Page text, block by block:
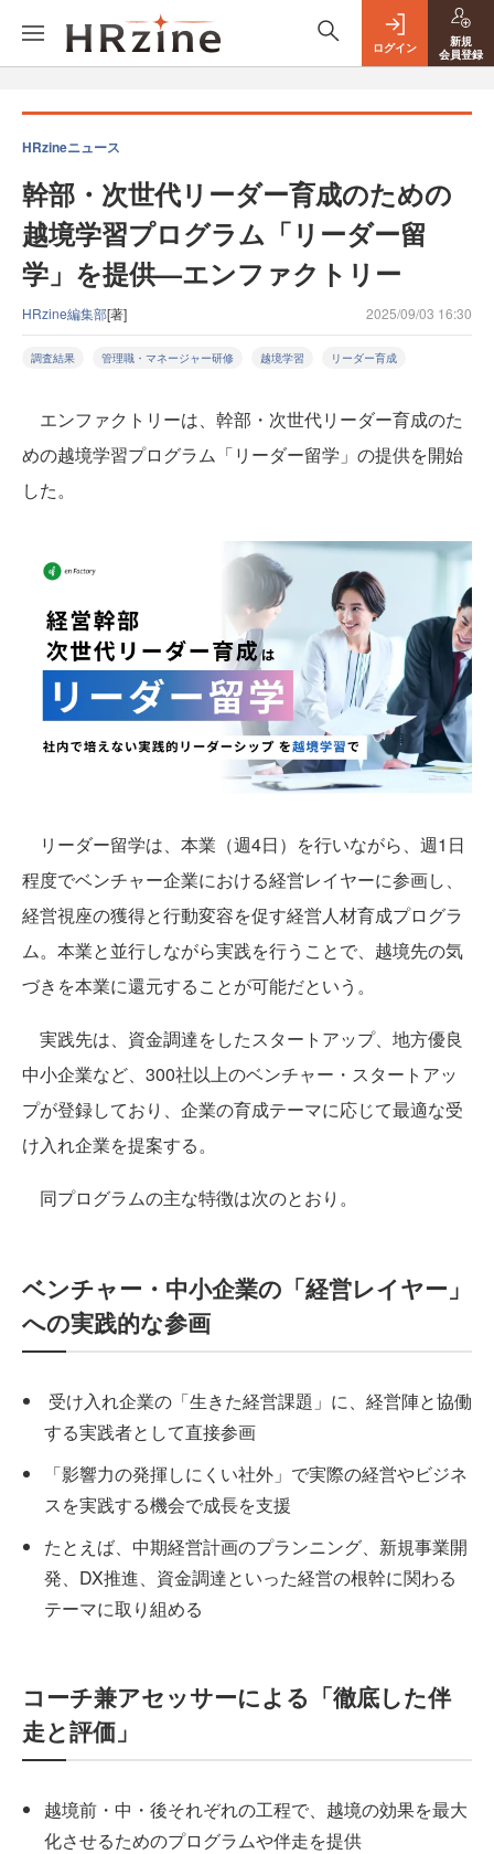
ログイン
新規
会員登録
HRzineニュース
幹部・次世代リーダー育成のための
越境学習プログラム「リーダー留
学」を提供—エンファクトリー
HRzine編集部[著] 2025/09/03 16:30
調査結果 管理職・マネージャー研修 越境学習 リーダー育成
エンファクトリーは、幹部・次世代リーダー育成のた
めの越境学習プログラム「リーダー留学」の提供を開始
した。
リーダー留学は、本業（週4日）を行いながら、週1日
程度でベンチャー企業における経営レイヤーに参画し、
経営視座の獲得と行動変容を促す経営人材育成プログラ
ム。本業と並行しながら実践を行うことで、越境先の気
づきを本業に還元することが可能だという。
実践先は、資金調達をしたスタートアップ、地方優良
中小企業など、300社以上のベンチャー・スタートアッ
プが登録しており、企業の育成テーマに応じて最適な受
け入れ企業を提案する。
同プログラムの主な特徴は次のとおり。
ベンチャー・中小企業の「経営レイヤー」
への実践的な参画
受け入れ企業の「生きた経営課題」に、経営陣と協働
する実践者として直接参画
「影響力の発揮しにくい社外」で実際の経営やビジネ
スを実践する機会で成長を支援
たとえば、中期経営計画のプランニング、新規事業開
発、DX推進、資金調達といった経営の根幹に関わる
テーマに取り組める
コーチ兼アセッサーによる「徹底した伴
走と評価」
越境前・中・後それぞれの工程で、越境の効果を最大
化させるためのプログラムや伴走を提供